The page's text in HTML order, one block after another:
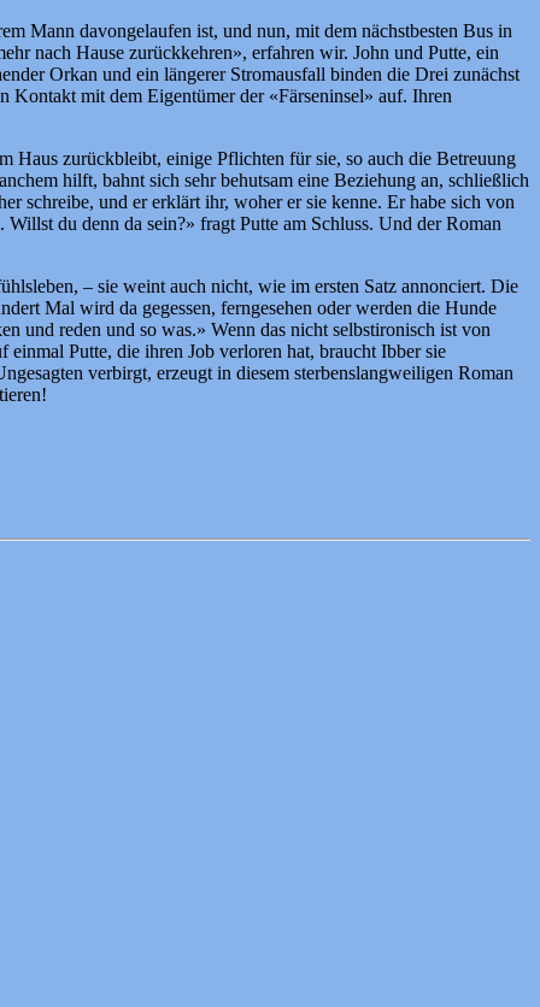
Mann davongelaufen ist, und nun, mit dem nächstbesten Bus in
nach Hause zurückkehren», erfahren wir. John und Putte, ein
Orkan und ein längerer Stromausfall binden die Drei zunächst
Kontakt mit dem Eigentümer der «Färseninsel» auf. Ihren
Haus zurückbleibt, einige Pflichten für sie, so auch die Betreuung
hilft, bahnt sich sehr behutsam eine Beziehung an, schließlich
schreibe, und er erklärt ihr, woher er sie kenne. Er habe sich von
du denn da sein?» fragt Putte am Schluss. Und der Roman
– sie weint auch nicht, wie im ersten Satz annonciert. Die
Mal wird da gegessen, ferngesehen oder werden die Hunde
und reden und so was.» Wenn das nicht selbstironisch ist von
Putte, die ihren Job verloren hat, braucht Ibber sie
verbirgt, erzeugt in diesem sterbenslangweiligen Roman